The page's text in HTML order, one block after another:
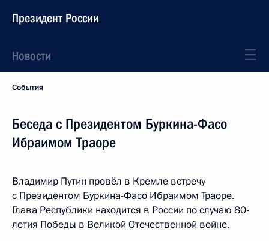
Президент России
Новости
События
Беседа с Президентом Буркина-Фасо
Ибраимом Траоре
Владимир Путин провёл в Кремле встречу
с Президентом Буркина-Фасо Ибраимом Траоре.
Глава Республики находится в России по случаю 80-
летия Победы в Великой Отечественной войне.